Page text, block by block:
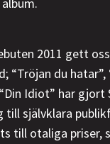
2011 gett
“Tröjan du hatar”,
Idiot” har gjort
till självklara
till otaliga priser,